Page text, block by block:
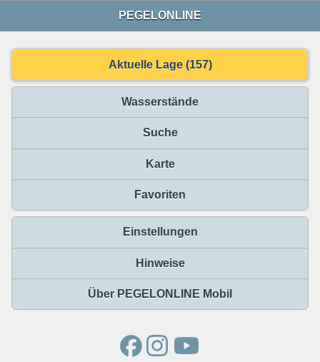
PEGELONLINE
Aktuelle Lage (157)
Wasserstände
Suche
Karte
Favoriten
Einstellungen
Hinweise
Über PEGELONLINE Mobil